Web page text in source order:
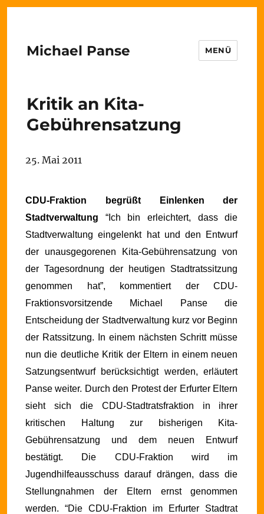
Michael Panse MENÜ
Kritik an Kita-
Gebührensatzung
25. Mai 2011
CDU-Fraktion begrüßt Einlenken der
Stadtverwaltung “Ich bin erleichtert, dass die
Stadtverwaltung eingelenkt hat und den Entwurf
der unausgegorenen Kita-Gebührensatzung von
der Tagesordnung der heutigen Stadtratssitzung
genommen hat”, kommentiert der CDU-
Fraktionsvorsitzende Michael Panse die
Entscheidung der Stadtverwaltung kurz vor Beginn
der Ratssitzung.
In einem nächsten Schritt müsse
nun die deutliche Kritik der Eltern in einem neuen
Satzungsentwurf berücksichtigt werden, erläutert
Panse weiter. Durch den Protest der Erfurter Eltern
sieht sich die CDU-Stadtratsfraktion in ihrer
kritischen Haltung zur bisherigen Kita-
Gebührensatzung und dem neuen Entwurf
bestätigt. Die CDU-Fraktion wird im
Jugendhilfeausschuss darauf drängen, dass die
Stellungnahmen der Eltern ernst genommen
werden.“Die CDU-Fraktion im Erfurter Stadtrat